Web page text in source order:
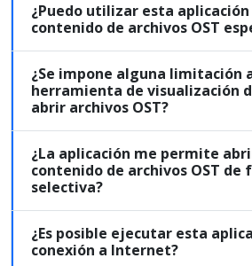
¿Puedo utilizar esta
contenido de archivos OST
¿Se impone alguna limitación
herramienta de visualización
abrir archivos OST?
¿La aplicación me permite
contenido de archivos OST de
selectiva?
¿Es posible ejecutar esta
conexión a Internet?